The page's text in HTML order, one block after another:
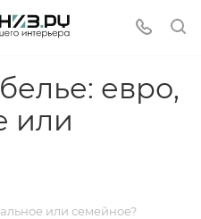
евро,
или
или семейное?